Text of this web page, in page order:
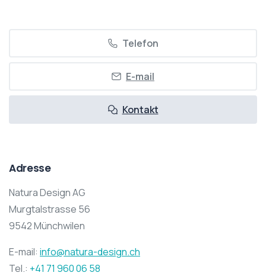
Telefon
E-mail
Kontakt
Adresse
Natura Design AG
Murgtalstrasse 56
9542 Münchwilen
E-mail: info@natura-design.ch
Tel.: +41 71 960 06 58